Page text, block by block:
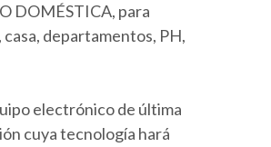
DOMÉSTICA, para
casa, departamentos, PH,
electrónico de última
cuya tecnología hará